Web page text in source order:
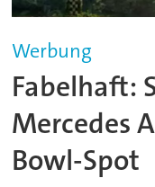
Werbung
Fabelhaft:
Mercedes
Bowl-Spot